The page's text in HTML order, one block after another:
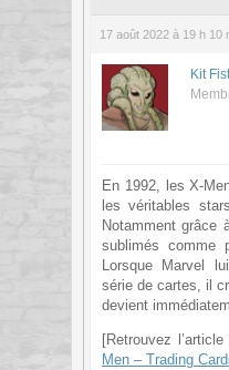
17 août 2022 à 19 h 10
Kit
En 1992, les X-
les véritables
Notamment grâce
sublimés comme
Lorsque Marvel
série de cartes, il
devient
[Retrouvez
Men – Trading